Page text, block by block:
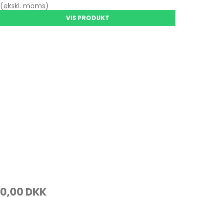
(ekskl. moms)
VIS PRODUKT
0,00 DKK